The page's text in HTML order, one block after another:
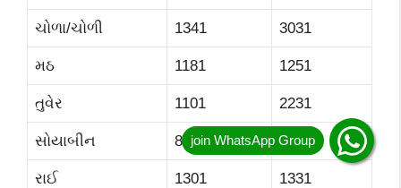
ચોળા/ચોળી 1341 3031
મઠ 1181 1251
તુવેર 1101 2231
સોયાબીન 816 936
રાઈ 1301 1331